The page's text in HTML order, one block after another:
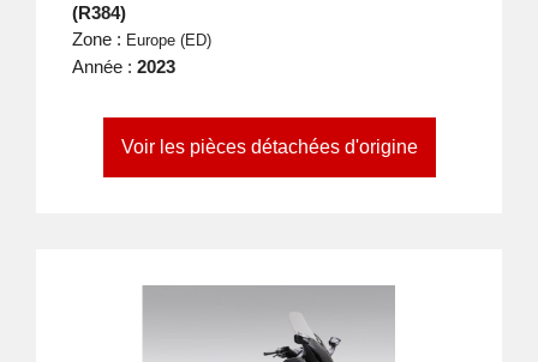
(R384)
Zone : Europe (ED)
Année : 2023
Voir les pièces détachées d'origine